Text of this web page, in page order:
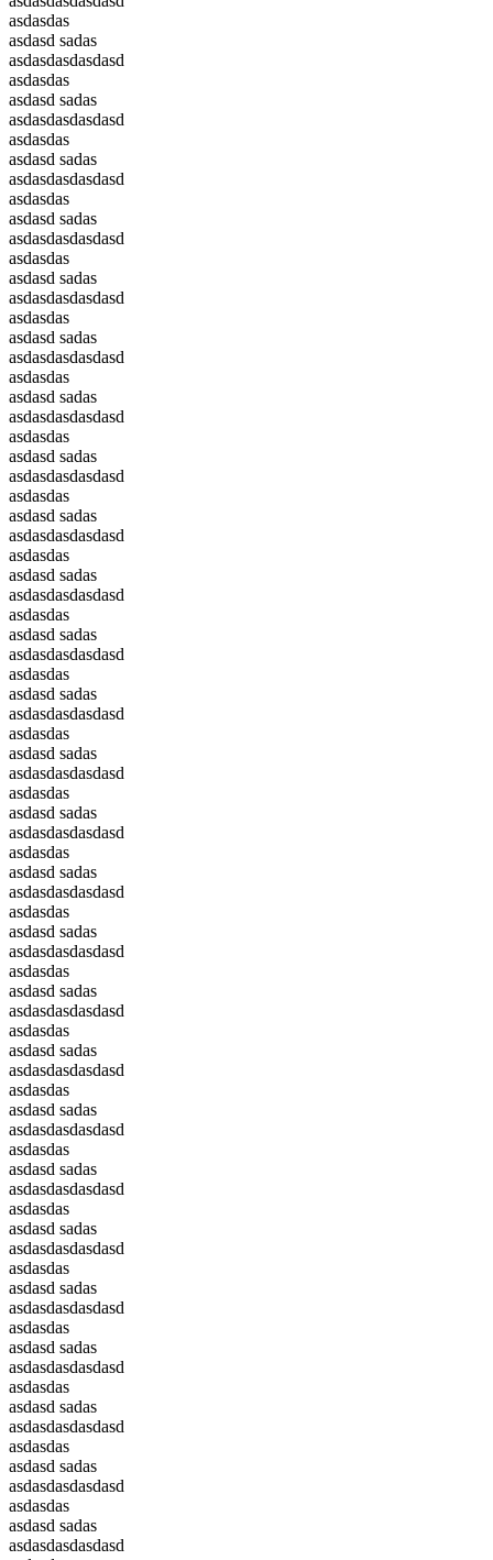
asdasdas
asdasd sadas
asdasdasdasdasd
asdasdas
asdasd sadas
asdasdasdasdasd
asdasdas
asdasd sadas
asdasdasdasdasd
asdasdas
asdasd sadas
asdasdasdasdasd
asdasdas
asdasd sadas
asdasdasdasdasd
asdasdas
asdasd sadas
asdasdasdasdasd
asdasdas
asdasd sadas
asdasdasdasdasd
asdasdas
asdasd sadas
asdasdasdasdasd
asdasdas
asdasd sadas
asdasdasdasdasd
asdasdas
asdasd sadas
asdasdasdasdasd
asdasdas
asdasd sadas
asdasdasdasdasd
asdasdas
asdasd sadas
asdasdasdasdasd
asdasdas
asdasd sadas
asdasdasdasdasd
asdasdas
asdasd sadas
asdasdasdasdasd
asdasdas
asdasd sadas
asdasdasdasdasd
asdasdas
asdasd sadas
asdasdasdasdasd
asdasdas
asdasd sadas
asdasdasdasdasd
asdasdas
asdasd sadas
asdasdasdasdasd
asdasdas
asdasd sadas
asdasdasdasdasd
asdasdas
asdasd sadas
asdasdasdasdasd
asdasdas
asdasd sadas
asdasdasdasdasd
asdasdas
asdasd sadas
asdasdasdasdasd
asdasdas
asdasd sadas
asdasdasdasdasd
asdasdas
asdasd sadas
asdasdasdasdasd
asdasdas
asdasd sadas
asdasdasdasdasd
asdasdas
asdasd sadas
asdasdasdasdasd